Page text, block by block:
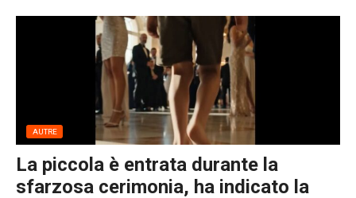
AUTRE
La piccola è entrata durante la
sfarzosa cerimonia, ha indicato la